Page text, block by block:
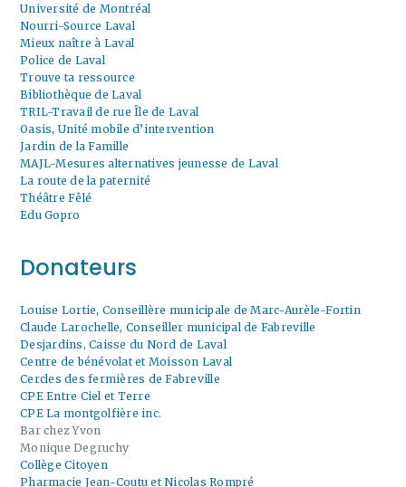
Université de Montréal
Nourri-Source Laval
Mieux naître à Laval
Police de Laval
Trouve ta ressource
Bibliothèque de Laval
TRIL-Travail de rue Île de Laval
Oasis, Unité mobile d’intervention
Jardin de la Famille
MAJL-Mesures alternatives jeunesse de Laval
La route de la paternité
Théâtre Fêlé
Edu Gopro
Donateurs
Louise Lortie, Conseillère municipale de Marc-Aurèle-Fortin
Claude Larochelle, Conseiller municipal de Fabreville
Desjardins, Caisse du Nord de Laval
Centre de bénévolat et Moisson Laval
Cercles des fermières de Fabreville
CPE Entre Ciel et Terre
CPE La montgolfière inc.
Bar chez Yvon
Monique Degruchy
Collège Citoyen
Pharmacie Jean-Coutu et Nicolas Rompré